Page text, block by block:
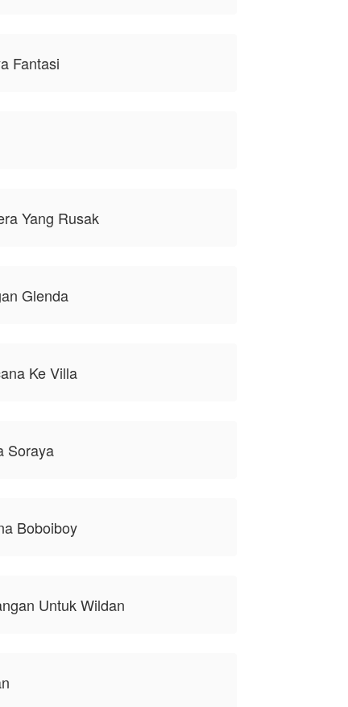
Fantasi
Yang Rusak
Glenda
Ke Villa
Soraya
Boboiboy
Untuk Wildan